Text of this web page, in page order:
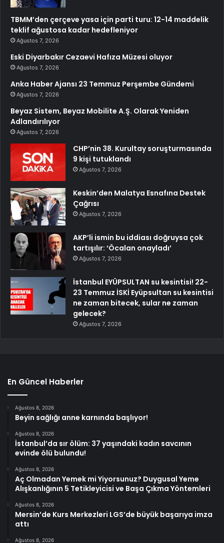
TBMM’den çerçeve yasa için parti turu: 12-14 maddelik
teklif ağustosa kadar hedefleniyor
Ağustos 7, 2026
Eski Diyarbakır Cezaevi Hafıza Müzesi oluyor
Ağustos 7, 2026
Anka Haber Ajansı 23 Temmuz Perşembe Gündemi
Ağustos 7, 2026
Beyaz Sistem, Beyaz Mobilite A.Ş. Olarak Yeniden
Adlandırılıyor
Ağustos 7, 2026
CHP’nin 38. Kurultay soruşturmasında
9 kişi tutuklandı
Ağustos 7, 2026
Keskin’den Malatya Esnafına Destek
Çağrısı
Ağustos 7, 2026
AKP’li ismin bu iddiası doğruysa çok
tartışılır: ‘Öcalan onayladı’
Ağustos 7, 2026
İstanbul EYÜPSULTAN su kesintisi! 22-
23 Temmuz İSKİ Eyüpsultan su kesintisi
ne zaman bitecek, sular ne zaman
gelecek?
Ağustos 7, 2026
En Güncel Haberler
Ağustos 8, 2026
Beyin sağlığı anne karnında başlıyor!
Ağustos 8, 2026
İstanbul’da sır ölüm: 37 yaşındaki kadın savcının
evinde ölü bulundu!
Ağustos 8, 2026
Aç Olmadan Yemek mi Yiyorsunuz? Duygusal Yeme
Alışkanlığının 5 Tetikleyicisi ve Başa Çıkma Yöntemleri
Ağustos 8, 2026
Mersin’de Kurs Merkezleri LGS’de büyük başarıya imza
attı
Ağustos 8, 2026